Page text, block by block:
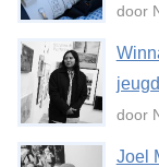
door
door
Joel